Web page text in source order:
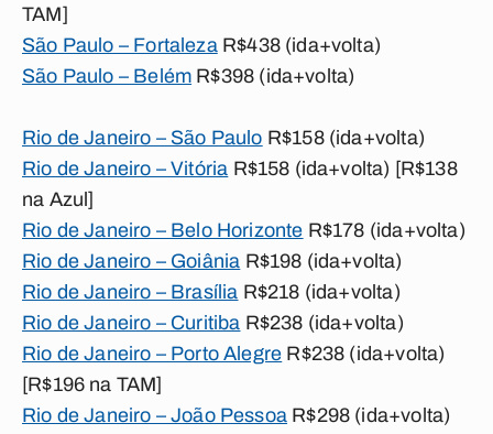
TAM]
São Paulo – FortalezaR$438 (ida+volta)
São Paulo – Belém R$398 (ida+volta)
Rio de Janeiro – São Paulo R$158 (ida+volta)
Rio de Janeiro – Vitória R$158 (ida+volta) [R$138
na Azul]
Rio de Janeiro – Belo Horizonte R$178 (ida+volta)
Rio de Janeiro – Goiânia R$198 (ida+volta)
Rio de Janeiro – Brasília R$218 (ida+volta)
Rio de Janeiro – Curitiba R$238 (ida+volta)
Rio de Janeiro – Porto Alegre R$238 (ida+volta)
[R$196 na TAM]
Rio de Janeiro – João Pessoa R$298 (ida+volta)